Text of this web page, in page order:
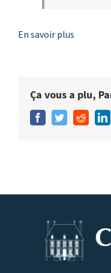
En savoir plus
Ça vous a plu,
Facebook
TwitterReddit